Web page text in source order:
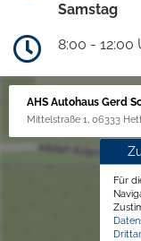
Samstag
8:00 - 12:00
AHS Autohaus Gerd
Mittelstraße 1, 06333
Für